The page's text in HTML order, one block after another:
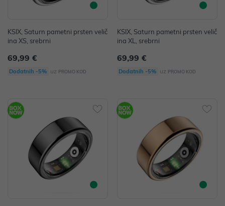
KSIX, Saturn pametni prsten velič
ina XS, srebrni
69,99 €
Dodatnih -5% uz PROMO KOD
KSIX, Saturn pametni prsten velič
ina XL, srebrni
69,99 €
Dodatnih -5% uz PROMO KOD